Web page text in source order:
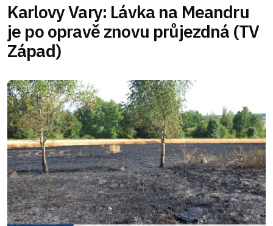
Karlovy Vary: Lávka na Meandru
je po opravě znovu průjezdná (TV
Západ)